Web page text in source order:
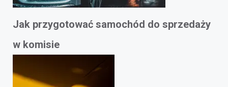
Jak przygotować samochód do sprzedaży
w komisie